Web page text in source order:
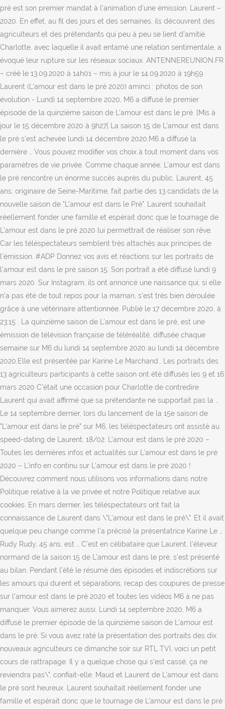
pré est son premier mandat à l’animation d’une émission. Laurent –
2020. En effet, au fil des jours et des semaines, ils découvrent des
agriculteurs et des prétendants qui peu à peu se lient d’amitié.
Charlotte, avec laquelle il avait entamé une relation sentimentale, a
évoqué leur rupture sur les réseaux sociaux. ANTENNEREUNION.FR
– créé le 13.09.2020 à 14h01 – mis à jour le 14.09.2020 à 19h59
Laurent (L'amour est dans le pré 2020) aminci : photos de son
évolution - Lundi 14 septembre 2020, M6 a diffusé le premier
épisode de la quinzième saison de L'amour est dans le pré. [Mis à
jour le 15 décembre 2020 à 9h27] La saison 15 de L'amour est dans
le pré s'est achevée lundi 14 décembre 2020.M6 a diffusé la
dernière … Vous pouvez modifier vos choix à tout moment dans vos
paramètres de vie privée. Comme chaque année, L’amour est dans
le pré rencontre un énorme succès auprès du public. Laurent, 45
ans, originaire de Seine-Maritime, fait partie des 13 candidats de la
nouvelle saison de "L'amour est dans le Pré". Laurent souhaitait
réellement fonder une famille et espérait donc que le tournage de
L'amour est dans le pré 2020 lui permettrait de réaliser son rêve.
Car les téléspectateurs semblent très attachés aux principes de
l’émission. #ADP Donnez vos avis et réactions sur les portraits de
l’amour est dans le pré saison 15. Son portrait a été diffusé lundi 9
mars 2020. Sur Instagram, ils ont annoncé une naissance qui, si elle
n'a pas été de tout repos pour la maman, s'est très bien déroulée
grâce à une vétérinaire attentionnée. Publié le 17 décembre 2020, à
23:15 . La quinzième saison de L'amour est dans le pré, est une
émission de télévision française de téléréalité, diffusée chaque
semaine sur M6 du lundi 14 septembre 2020 au lundi 14 décembre
2020.Elle est présentée par Karine Le Marchand.. Les portraits des
13 agriculteurs participants à cette saison ont été diffusés les 9 et 16
mars 2020 C’était une occasion pour Charlotte de contredire
Laurent qui avait affirmé que sa prétendante ne supportait pas la …
Le 14 septembre dernier, lors du lancement de la 15e saison de
"L'amour est dans le pré" sur M6, les téléspectateurs ont assisté au
speed-dating de Laurent. 18/02. L'amour est dans le pré 2020 –
Toutes les dernières infos et actualités sur L'amour est dans le pré
2020 – L'info en continu sur L'amour est dans le pré 2020 !
Découvrez comment nous utilisons vos informations dans notre
Politique relative à la vie privée et notre Politique relative aux
cookies. En mars dernier, les téléspectateurs ont fait la
connaissance de Laurent dans \"L'amour est dans le pré\". Et il avait
quelque peu changé comme l’a précisé la présentatrice Karine Le …
Rudy Rudy, 45 ans, est … C'est en célibataire que Laurent, l'éleveur
normand de la saison 15 de L'amour est dans le pré, s'est présenté
au bilan. Pendant l’été le résumé des épisodes et indiscrétions sur
les amours qui durent et séparations, recap des coupures de presse
sur l’amour est dans le pré 2020 et toutes les vidéos M6 à ne pas
manquer. Vous aimerez aussi. Lundi 14 septembre 2020, M6 a
diffusé le premier épisode de la quinzième saison de L’amour est
dans le pré. Si vous avez raté la présentation des portraits des dix
nouveaux agriculteurs ce dimanche soir sur RTL TVI, voici un petit
cours de rattrapage. Il y a quelque chose qui s'est cassé, ça ne
reviendra pas\", confiait-elle. Maud et Laurent de L'amour est dans
le pré sont heureux. Laurent souhaitait réellement fonder une
famille et espérait donc que le tournage de L'amour est dans le pré